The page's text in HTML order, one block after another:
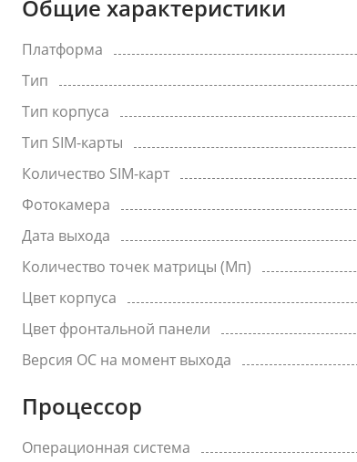
Общие характеристики
Платформа
Тип
Тип корпуса
Тип SIM-карты
Количество SIM-карт
Фотокамера
Дата выхода
Количество точек матрицы (Мп)
Цвет корпуса
Цвет фронтальной панели
Версия ОС на момент выхода
Процессор
Операционная система